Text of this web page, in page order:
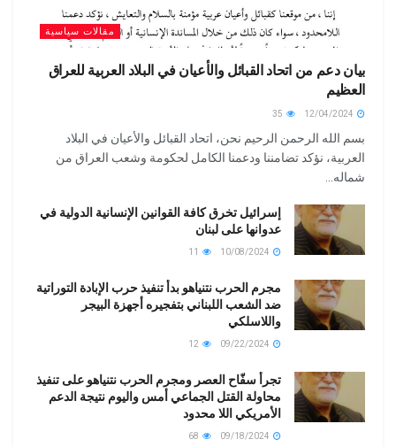
مقالات سياسية
بيان دعم من اتحاد القبائل والأعيان في البلاد العربية للعراق
العظيم
بسم الله الرحمن الرحيم نحن، اتحاد القبائل والأعيان في البلاد
العربية، نؤكد تضامننا ودعمنا الكامل لحكومة وشعب العراق من
شماله...
إسرائيل تخرق كافة القوانين الإنسانية الدولية في
عدوانها على لبنان
مجرم الحرب نتنياهو بدأ تنفيذ حرب الإبادة التوراتية
ضد الشعب اللبناني بتفجيره أجهزة البيجر
واللاسلكي
تجرأ سفّاح العصر ومجرم الحرب نتنياهو على تنفيذ
محاولة القتل الجماعي أمس واليوم نتيجة الدعم
الأمريكي اللا محدود